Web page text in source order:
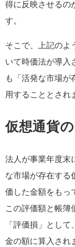
得に反映させるの
す。
そこで、上記のよ
いて時価法が導入
も「活発な市場が
用することとされ
仮想通貨
法人が事業年度末
な市場が存在する
価した金額をもっ
この評価額と帳簿
「評価損」とし
金の額に算入され